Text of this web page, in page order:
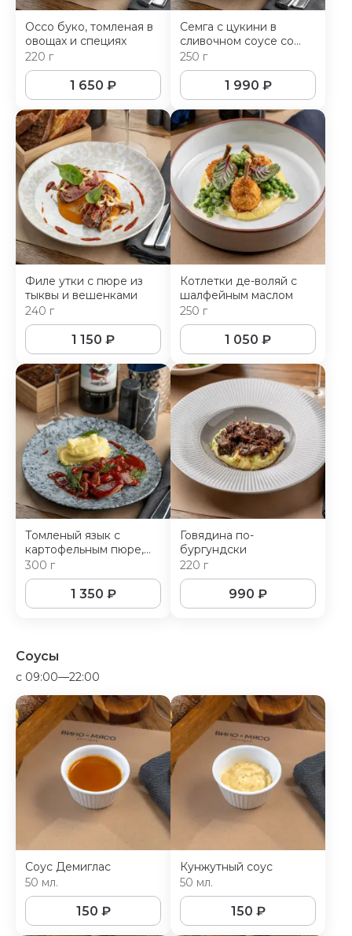
Оссо буко, томленая в
овощах и специях
220 г
1 650 ₽
Семга с цукини в
сливочном соусе со
шпинатом
250 г
1 990 ₽
Филе утки с пюре из
тыквы и вешенками
240 г
1 150 ₽
Котлетки де-воляй с
шалфейным маслом
250 г
1 050 ₽
Томленый язык с
картофельным пюре,
миндалём и изюмом
300 г
1 350 ₽
Говядина по-
бургундски
220 г
990 ₽
Соусы
c 09:00—22:00
Соус Демиглас
50 мл.
150 ₽
Кунжутный соус
50 мл.
150 ₽